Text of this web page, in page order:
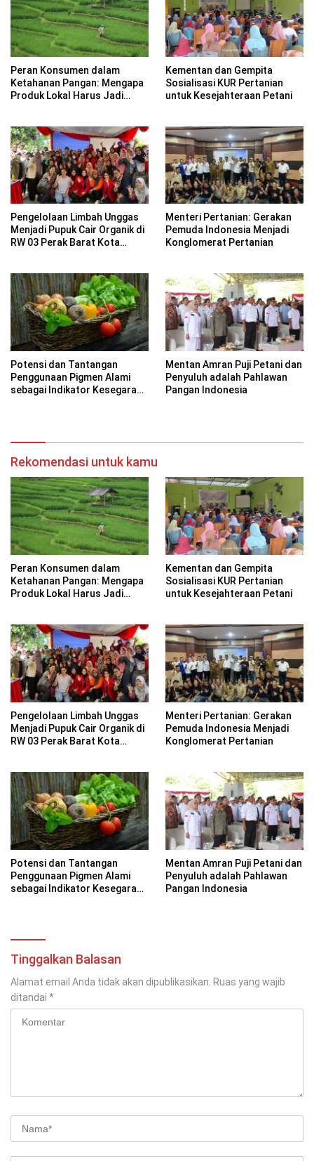
Peran Konsumen dalam
Ketahanan Pangan: Mengapa
Produk Lokal Harus Jadi
Kementan dan Gempita
Sosialisasi KUR Pertanian
untuk Kesejahteraan Petani
Pengelolaan Limbah Unggas
Menjadi Pupuk Cair Organik di
RW 03 Perak Barat Kota
Menteri Pertanian: Gerakan
Pemuda Indonesia Menjadi
Konglomerat Pertanian
Potensi dan Tantangan
Penggunaan Pigmen Alami
sebagai Indikator Kesegaran
Mentan Amran Puji Petani dan
Penyuluh adalah Pahlawan
Pangan Indonesia
Rekomendasi untuk kamu
Peran Konsumen dalam
Ketahanan Pangan: Mengapa
Produk Lokal Harus Jadi
Kementan dan Gempita
Sosialisasi KUR Pertanian
untuk Kesejahteraan Petani
Pengelolaan Limbah Unggas
Menjadi Pupuk Cair Organik di
RW 03 Perak Barat Kota
Menteri Pertanian: Gerakan
Pemuda Indonesia Menjadi
Konglomerat Pertanian
Potensi dan Tantangan
Penggunaan Pigmen Alami
sebagai Indikator Kesegaran
Mentan Amran Puji Petani dan
Penyuluh adalah Pahlawan
Pangan Indonesia
Tinggalkan Balasan
Alamat email Anda tidak akan dipublikasikan. Ruas yang wajib
ditandai *